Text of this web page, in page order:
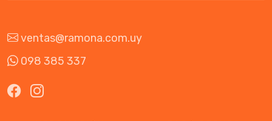
ventas@ramona.com.uy
098 385 337